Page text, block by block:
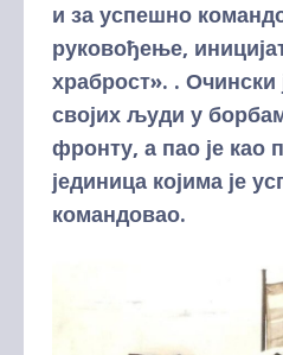
и за успешно
руковођење,
храброст». . Очински
својих људи у
фронту, а пао је као
јединица којима је
командовао.